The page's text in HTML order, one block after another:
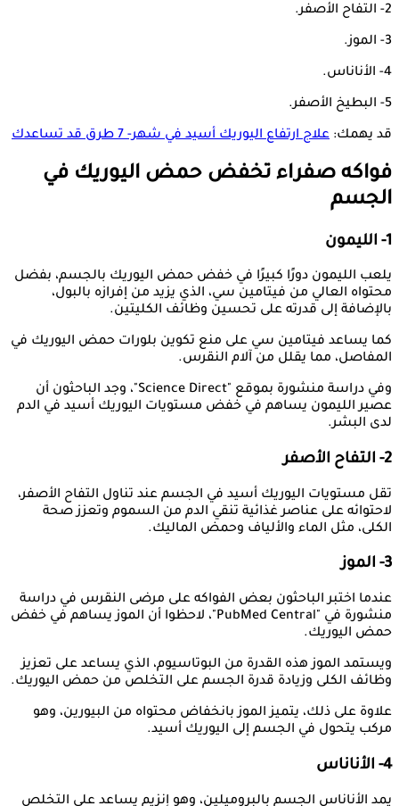
2- التفاح الأصفر.
3- الموز.
4- الأناناس.
5- البطيخ الأصفر.
قد يهمك: علاج ارتفاع اليوريك أسيد في شهر- 7 طرق قد تساعدك
فواكه صفراء تخفض حمض اليوريك في
الجسم
1- الليمون
يلعب الليمون دورًا كبيرًا في خفض حمض اليوريك بالجسم، بفضل
محتواه العالي من فيتامين سي، الذي يزيد من إفرازه بالبول،
بالإضافة إلى قدرته على تحسين وظائف الكليتين.
كما يساعد فيتامين سي على منع تكوين بلورات حمض اليوريك في
المفاصل، مما يقلل من آلام النقرس.
وفي دراسة منشورة بموقع "Science Direct"، وجد الباحثون أن
عصير الليمون يساهم في خفض مستويات اليوريك أسيد في الدم
لدى البشر.
2- التفاح الأصفر
تقل مستويات اليوريك أسيد في الجسم عند تناول التفاح الأصفر،
لاحتوائه على عناصر غذائية تنقي الدم من السموم وتعزز صحة
الكلى، مثل الماء والألياف وحمض الماليك.
3- الموز
عندما اختبر الباحثون بعض الفواكه على مرضى النقرس في دراسة
منشورة في "PubMed Central"، لاحظوا أن الموز يساهم في خفض
حمض اليوريك.
ويستمد الموز هذه القدرة من البوتاسيوم، الذي يساعد على تعزيز
وظائف الكلى وزيادة قدرة الجسم على التخلص من حمض اليوريك.
علاوة على ذلك، يتميز الموز بانخفاض محتواه من البيورين، وهو
مركب يتحول في الجسم إلى اليوريك أسيد.
4- الأناناس
يمد الأناناس الجسم بالبروميلين، وهو إنزيم يساعد على التخلص